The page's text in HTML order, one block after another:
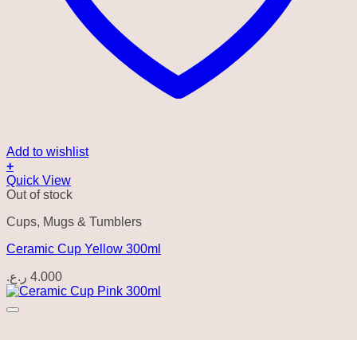
Add to wishlist
+
Quick View
Out of stock
Cups, Mugs & Tumblers
Ceramic Cup Yellow 300ml
4.000 ر.ع.